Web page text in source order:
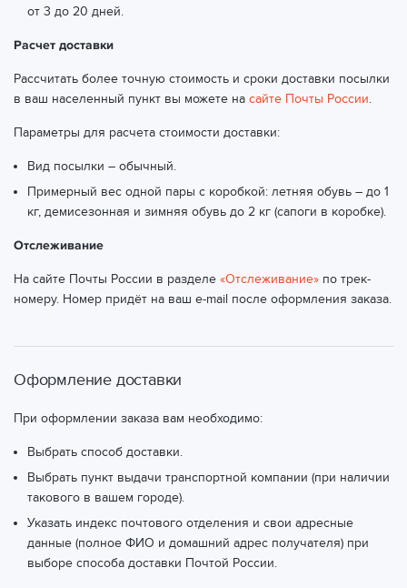
от 3 до 20 дней.
Расчет доставки
Рассчитать более точную стоимость и сроки доставки посылки
в ваш населенный пункт вы можете на сайте Почты России.
Параметры для расчета стоимости доставки:
Вид посылки – обычный.
Примерный вес одной пары с коробкой: летняя обувь – до 1
кг, демисезонная и зимняя обувь до 2 кг (сапоги в коробке).
Отслеживание
На сайте Почты России в разделе «Отслеживание» по трек-
номеру. Номер придёт на ваш e-mail после оформления заказа.
Оформление доставки
При оформлении заказа вам необходимо:
Выбрать способ доставки.
Выбрать пункт выдачи транспортной компании (при наличии
такового в вашем городе).
Указать индекс почтового отделения и свои адресные
данные (полное ФИО и домашний адрес получателя) при
выборе способа доставки Почтой России.